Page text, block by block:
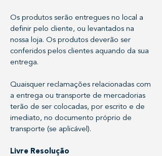
Os produtos serão entregues no local a
definir pelo cliente, ou levantados na
nossa loja. Os produtos deverão ser
conferidos pelos clientes aquando da sua
entrega.
Quaisquer reclamações relacionadas com
a entrega ou transporte de mercadorias
terão de ser colocadas, por escrito e de
imediato, no documento próprio de
transporte (se aplicável).
Livre Resolução